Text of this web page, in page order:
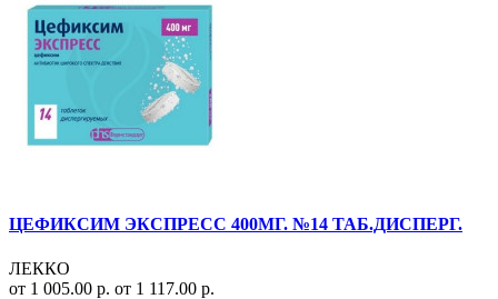
ЦЕФИКСИМ ЭКСПРЕСС 400МГ. №14 ТАБ.ДИСПЕРГ.
ЛЕККО
от 1 005.00 р. от 1 117.00 р.